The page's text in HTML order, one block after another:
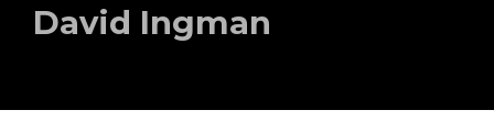
David Ingman